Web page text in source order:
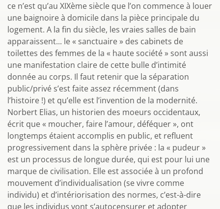
ce n’est qu’au XIXème siècle que l’on commence à louer
une baignoire à domicile dans la pièce principale du
logement. A la fin du siècle, les vraies salles de bain
apparaissent... le « sanctuaire » des cabinets de
toilettes des femmes de la « haute société » sont aussi
une manifestation claire de cette bulle d’intimité
donnée au corps. Il faut retenir que la séparation
public/privé s’est faite assez récemment (dans
l’histoire !) et qu’elle est l’invention de la modernité.
Norbert Elias, un historien des moeurs occidentaux,
écrit que « moucher, faire l’amour, déféquer », ont
longtemps étaient accomplis en public, et refluent
progressivement dans la sphère privée : la « pudeur »
est un processus de longue durée, qui est pour lui une
marque de civilisation. Elle est associée à un profond
mouvement d’individualisation (se vivre comme
individu) et d’intériorisation des normes, c’est-à-dire
que les individus vont s’autocensurer et adopter